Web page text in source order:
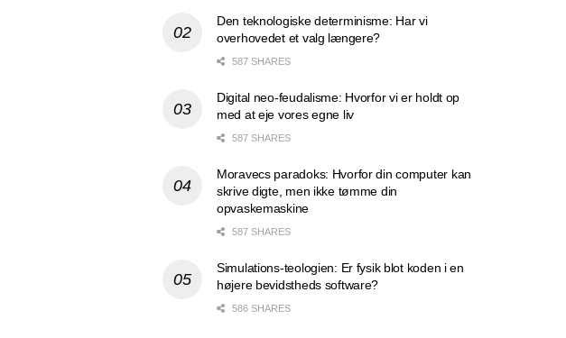
Den teknologiske determinisme: Har vi
overhovedet et valg længere?
587 SHARES
Digital neo-feudalisme: Hvorfor vi er holdt op
med at eje vores egne liv
587 SHARES
Moravecs paradoks: Hvorfor din computer kan
skrive digte, men ikke tømme din
opvaskemaskine
587 SHARES
Simulations-teologien: Er fysik blot koden i en
højere bevidstheds software?
586 SHARES